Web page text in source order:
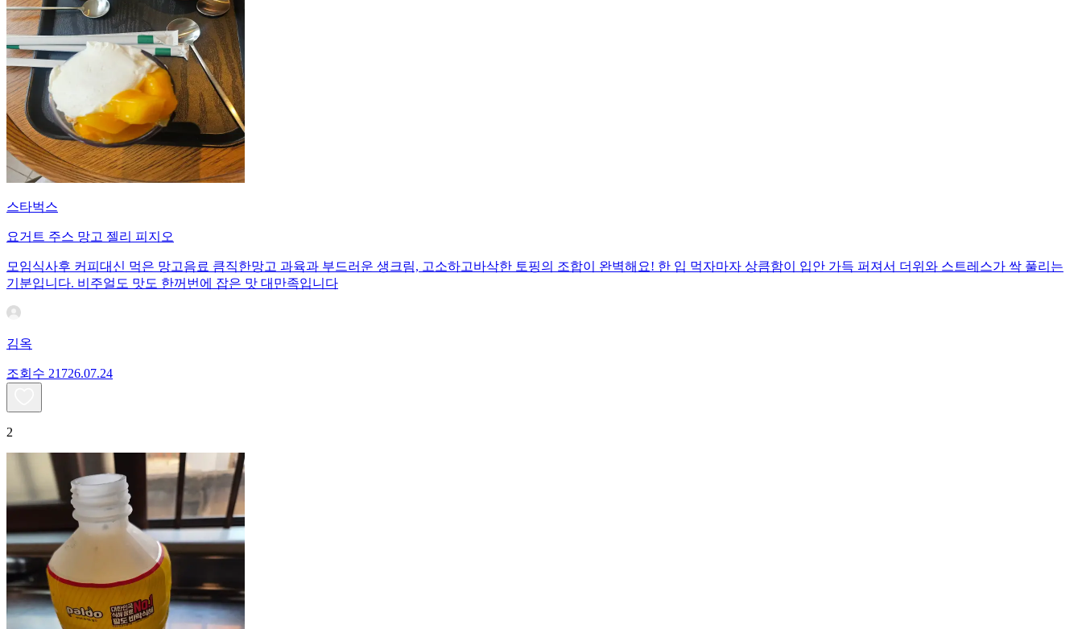
스타벅스
요거트 주스 망고 젤리 피지오
모임식사후 커피대신 먹은 망고음료 큼직한망고 과육과 부드러운 생크림, 고소하고바삭한 토핑의 조합이 완벽해요! 한 입 먹자마자 상큼함이 입안 가득 퍼져서 더위와 스트레스가 싹 풀리는
기분입니다. 비주얼도 맛도 한꺼번에 잡은 맛 대만족입니다
김옥
조회수 21726.07.24
2